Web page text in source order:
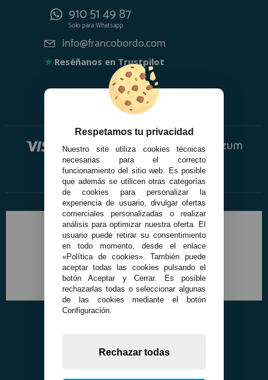
910 51 49 87
Solo paraWhatsapp
info@francobordo.com
★ Reséñanos en Trustpilot
Respetamos tu privacidad
Nuestro site utiliza cookies técnicas
necesarias para el correcto
funcionamiento del sitio web. Es posible
que además se utilicen otras categorías
de cookies para personalizar la
experiencia de usuario, divulgar ofertas
comerciales personalizadas o realizar
análisis para optimizar nuestra oferta. El
usuario puede retirar su consentimiento
en todo momento, desde el enlace
«Política de cookies». También puede
aceptar todas las cookies pulsando el
botón Aceptar y Cerrar. Es posible
rechazarlas todas o seleccionar algunas
de las cookies mediante el botón
Configuración.
Rechazar todas